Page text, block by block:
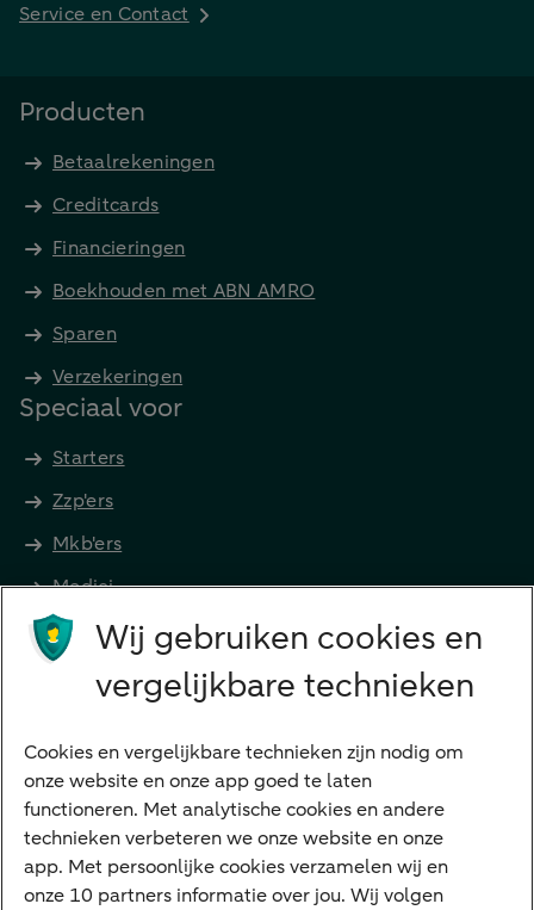
Service en Contact
Producten
Betaalrekeningen
Creditcards
Financieringen
Boekhouden met ABN AMRO
Sparen
Verzekeringen
Speciaal voor
Starters
Zzp'ers
Mkb'ers
Medici
Advocaten en notarissen
Grootzakelijk
Diensten
VraagHugo
Corporate Finance
Tikkie zakelijk
Wij gebruiken cookies en
vergelijkbare technieken
Cookies en vergelijkbare technieken zijn nodig om
onze website en onze app goed te laten
functioneren. Met analytische cookies en andere
technieken verbeteren we onze website en onze
app. Met persoonlijke cookies verzamelen wij en
onze 10 partners informatie over jou. Wij volgen